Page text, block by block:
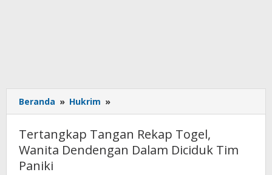
Beranda » Hukrim »
Tangan
Togel,
Wanita
Tertangkap Tangan Rekap Togel,
Wanita Dendengan Dalam Diciduk Tim
Paniki